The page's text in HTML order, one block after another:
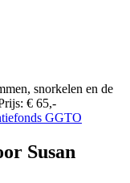
snorkelen en de
€ 65,-
GGTO
Susan